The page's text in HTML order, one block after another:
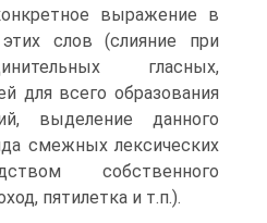
выражение в
слов (слияние при
гласных,
для всего образования
выделение данного
смежных лексических
собственного
пятилетка и т.п.).